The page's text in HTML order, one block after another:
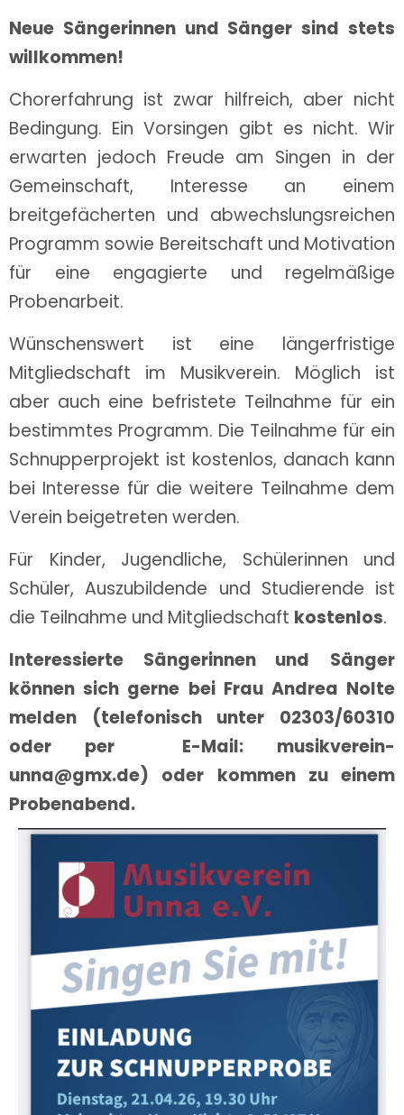
Neue Sängerinnen und Sänger sind stets
willkommen!
Chorerfahrung ist zwar hilfreich, aber nicht
Bedingung. Ein Vorsingen gibt es nicht. Wir
erwarten jedoch Freude am Singen in der
Gemeinschaft, Interesse an einem
breitgefächerten und abwechslungsreichen
Programm sowie Bereitschaft und Motivation
für eine engagierte und regelmäßige
Probenarbeit.
Wünschenswert ist eine längerfristige
Mitgliedschaft im Musikverein. Möglich ist
aber auch eine befristete Teilnahme für ein
bestimmtes Programm. Die Teilnahme für ein
Schnupperprojekt ist kostenlos, danach kann
bei Interesse für die weitere Teilnahme dem
Verein beigetreten werden.
Für Kinder, Jugendliche, Schülerinnen und
Schüler, Auszubildende und Studierende ist
die Teilnahme und Mitgliedschaft kostenlos.
Interessierte Sängerinnen und
Sänger
können sich gerne bei Frau Andrea Nolte
melden (telefonisch unter 02303/60310
oder per E-Mail: musikverein-
unna@gmx.de) oder kommen zu einem
Probenabend.